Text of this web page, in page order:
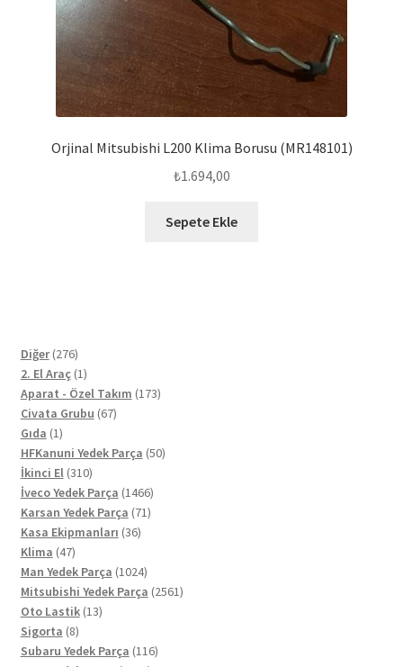
Orjinal Mitsubishi L200 Klima Borusu (MR148101)
₺1.694,00
Sepete Ekle
Diğer 276276
ürün
2. El Araç 11
ürün
Aparat - Özel Takım 173173
Civata Grubu 6767
Gıda 11
ürün
HFKanuni Yedek Parça 5050
İkinci El 310310
ürün
İveco Yedek Parça 14661466
ürün
Karsan Yedek Parça 7171
Kasa Ekipmanları 3636
Klima 4747
ürün
Man Yedek Parça 10241024
ürün
Mitsubishi Yedek Parça 25612561
Oto Lastik 1313
Sigorta 88
ürün
Subaru Yedek Parça 116116